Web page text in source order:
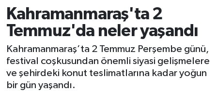
Kahramanmaraş'ta 2
Temmuz'da neler yaşandı
Kahramanmaraş’ta 2 Temmuz Perşembe günü,
festival coşkusundan önemli siyasi gelişmelere
ve şehirdeki konut teslimatlarına kadar yoğun
bir gün yaşandı.
Bilim ve Teknoloji
Çevre
Eğitim
Ekonomi
Kahramanmaraş Namaz Vakitleri
Kahramanmaraş Trafik Yoğunluk Haritası
Süper Lig Puan Durumu ve Fikstür
Tüm Manşetler